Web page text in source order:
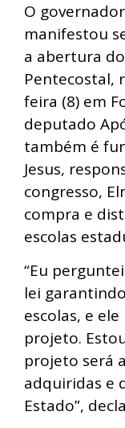
O
manifestou
a abertura do
Pentecostal,
feira (8) em
deputado
também é
Jesus,
congresso,
compra e
escolas
“Eu
lei
escolas, e
projeto.
projeto será
adquiridas e
Estado”,